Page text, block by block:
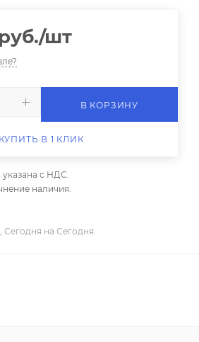
руб./шт
В КОРЗИНУ
КУПИТЬ В 1 КЛИК
указана с НДС.
наличия.
на Сегодня.